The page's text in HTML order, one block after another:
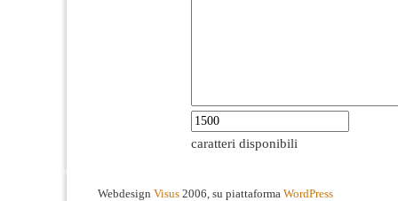
caratteri disponibili
Webdesign Visus 2006, su piattaforma WordPress